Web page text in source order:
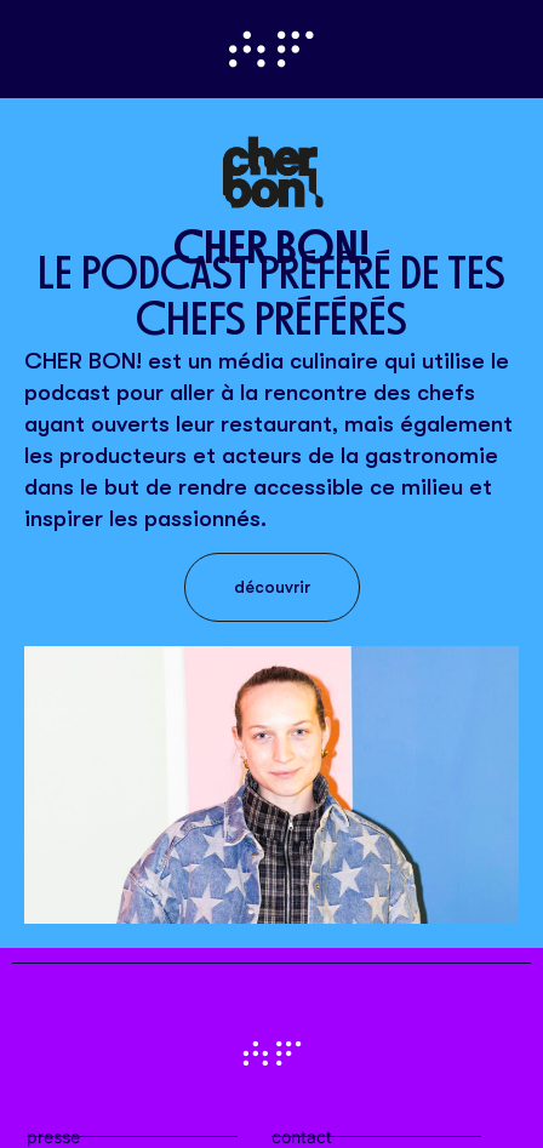
CHER BON!
LE PODCAST PRÉFÉRÉ DE TES
CHEFS PRÉFÉRÉS
CHER BON! est un média culinaire qui utilise le
podcast pour aller à la rencontre des chefs
ayant ouverts leur restaurant, mais également
les producteurs et acteurs de la gastronomie
dans le but de rendre accessible ce milieu et
inspirer les passionnés.
découvrir
presse contact